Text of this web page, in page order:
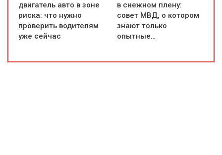
двигатель авто в зоне
риска: что нужно
проверить водителям
уже сейчас
в снежном плену:
совет МВД, о котором
знают только
опытные…